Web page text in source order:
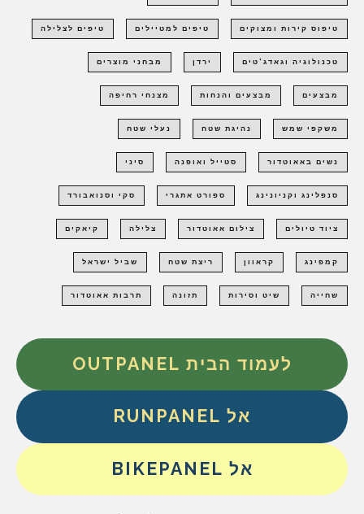
טיפוס קירות ומצוקים טיפים למטיילים טיפים לצלילה
טכנולוגיה וגאדג'טים ירדן מבחני מוצרים
מבצעים מבצעים והנחות מצנחי רחיפה
משקפי שמש נהיגת שטח נעלי שטח
נשים באאוטדור סטייל ואופנה סיני
סנפלינג וקניונינג ספורט אתגרי סקי וסנואבורד
ציוד טיולים צילום אאוטדור צלילה קיאקים
קמפינג קראוון ריצת שטח שביל ישראל
שחייה שיט וסירות תזונה תרבות אאוטדור
לעמוד הבית OUTPANEL
אל RUNPANEL
אל BIKEPANEL